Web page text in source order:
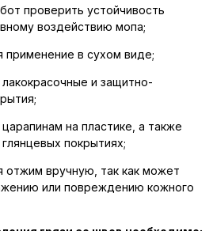
проверить устойчивость
воздействию мопа;
применение в сухом виде;
и защитно-
на пластике, а также
покрытиях;
отжим вручную, так как может
или повреждению кожного